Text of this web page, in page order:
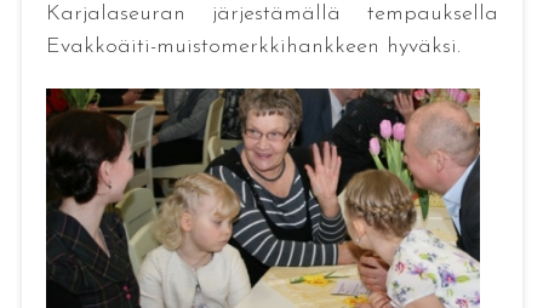
Karjalaseuran järjestämällä tempauksella
Evakkoäiti-muistomerkkihankkeen hyväksi.